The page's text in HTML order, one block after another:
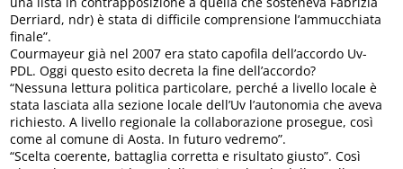
Derriard, ndr) è stata di difficile comprensione l’ammucchiata
finale”.
Courmayeur già nel 2007 era stato capofila dell’accordo Uv-
PDL. Oggi questo esito decreta la fine dell’accordo?
“Nessuna lettura politica particolare, perché a livello locale è
stata lasciata alla sezione locale dell’Uv l’autonomia che aveva
richiesto. A livello regionale la collaborazione prosegue, così
come al comune di Aosta. In futuro vedremo”.
“Scelta coerente, battaglia corretta e risultato giusto”. Così